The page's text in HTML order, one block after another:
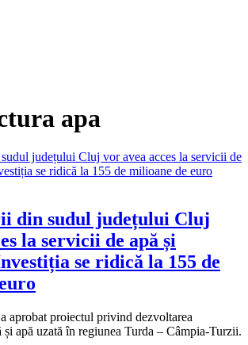
apa
din sudul județului Cluj
la servicii de apă și
se ridică la 155 de
aprobat proiectul privind dezvoltarea
apă uzată în regiunea Turda – Câmpia-Turzii.